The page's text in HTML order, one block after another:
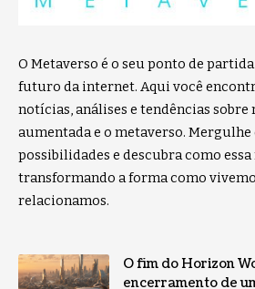
O Metaverso é o seu ponto de
futuro da internet. Aqui você
notícias, análises e tendências
aumentada e o metaverso.
possibilidades e descubra como
transformando a forma como
relacionamos.
O fim do Horizon
encerramento de